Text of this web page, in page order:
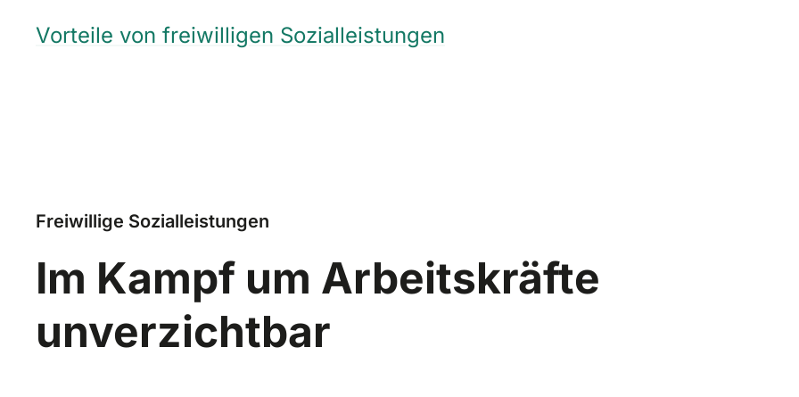
Vorteile von freiwilligen Sozialleistungen
Freiwillige Sozialleistungen
Im Kampf um Arbeitskräfte
unverzichtbar